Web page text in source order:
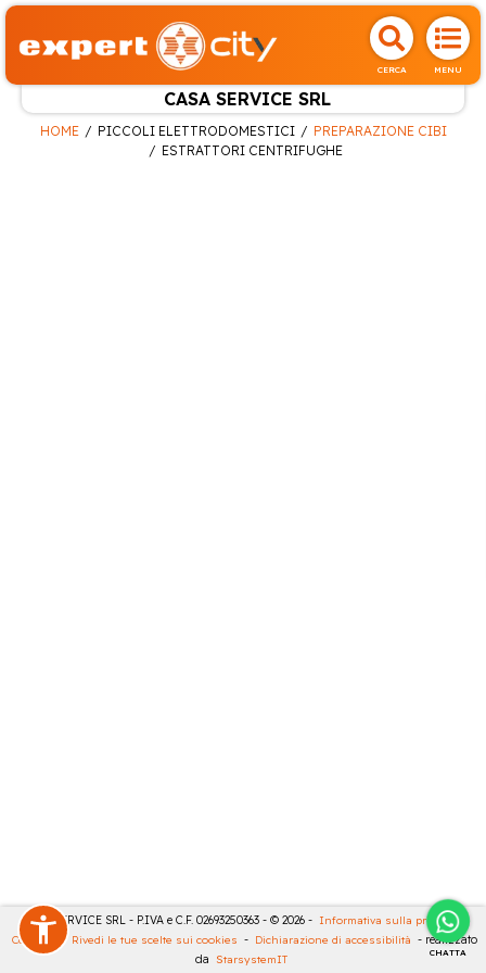
CERCA MENU
CASA SERVICE SRL
CHATTA
HOME PICCOLI ELETTRODOMESTICI
PREPARAZIONE CIBI
ESTRATTORI CENTRIFUGHE
CASA SERVICE SRL - P.IVA e C.F. 02693250363 - © 2026 - Informativa sulla privacy -
Cookies
- Rivedi le tue scelte sui cookies - Dichiarazione di accessibilità - realizzato
da StarsystemIT